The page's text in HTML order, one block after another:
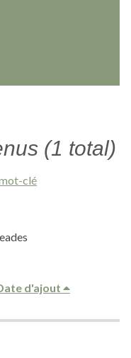
(1 total)
clé
d'ajout